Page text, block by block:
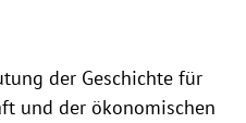
der Geschichte für
und der ökonomischen